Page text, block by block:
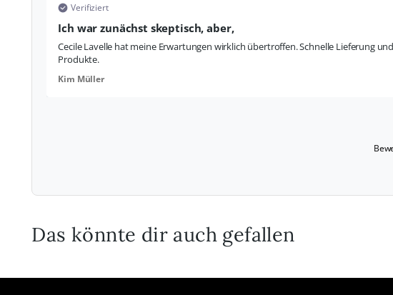
Verifiziert
Ich war zunächst skeptisch, aber,
Cecile Lavelle hat meine Erwartungen wirklich übertroffen. Schnelle Lieferung
Produkte.
Kim Müller
Das könnte dir auch gefallen